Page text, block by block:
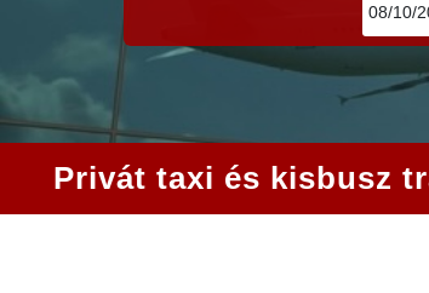
Privát taxi és kisbusz